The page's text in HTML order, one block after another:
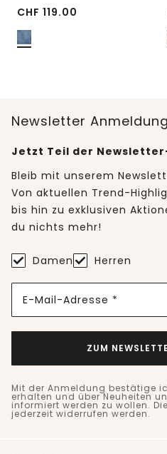
CHF 119.00
Newsletter Anmeldung
Jetzt Teil der
Bleib mit unserem
Von aktuellen Trend-
bis hin zu exklusiven
du nichts mehr!
Damen Herren
E-Mail-Adresse *
ZUM
Mit der Anmeldung bestätige
erhalten und über Neuheiten
informiert werden zu wollen.
jederzeit widerrufen werden.